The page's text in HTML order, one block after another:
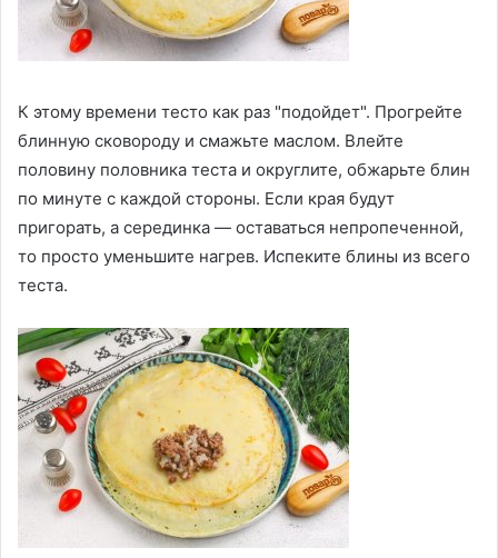
К этому времени тесто как раз "подойдет". Прогрейте
блинную сковороду и смажьте маслом. Влейте
половину половника теста и округлите, обжарьте блин
по минуте с каждой стороны. Если края будут
пригорать, а серединка — оставаться непропеченной,
то просто уменьшите нагрев. Испеките блины из всего
теста.